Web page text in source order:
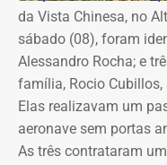
Valber Rodrigues
R$ 16,9 milhões
apresentar defesa no
Diferença de
digitais do grupo,
que antecedem o
Com tradição na
promove o encontro
de ideias e para que
dos candidatos. A
da Vista Chinesa, no
sábado (08), foram
Alessandro Rocha; e
família, Rocio
Elas realizavam um
aeronave sem portas
As três contrataram